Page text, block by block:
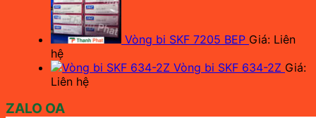
Vòng bi SKF 7205 BEP Giá: Liên
hệ
Vòng bi SKF 634-2Z Giá:
Liên hệ
ZALO OA